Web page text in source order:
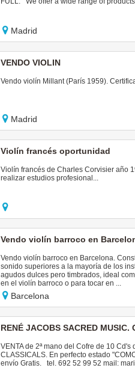
Madrid
VENDO VIOLIN
Vendo violín Millant (París 1959).
Madrid
Violín francés oportunidad
Violín francés de Charles Corvisier año
realizar estudios profesional...
Vendo violín barroco en
Vendo violín barroco en Barcelona.
sonido superiores a la mayoría de los
agudos dulces pero timbrados, ideal
en el violín barroco o para tocar en ...
Barcelona
RENÉ JACOBS SACRED
VENTA de 2ª mano del Cofre de 10
CLASSICALS. En perfecto estado
envío Gratis. tel. 692 52 99 52 mail: